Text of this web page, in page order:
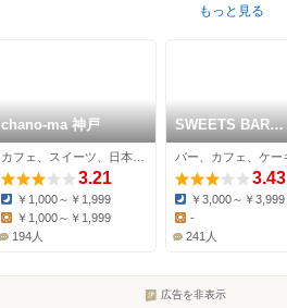
もっと見る
chano-ma 神戸
3.21
Dinner:
￥1,000～￥1,999
￥1,000～￥1,999
194人
SWEETS BAR
ASHIOTO
バー、カフェ、ケー
3.43
Dinner:
￥3,000～￥3,999
-
241人
広告を非表示